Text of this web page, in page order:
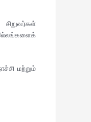
மற்றும்